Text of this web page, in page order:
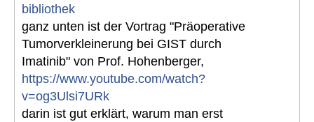
bibliothek
ganz unten ist der Vortrag "Präoperative
Tumorverkleinerung bei GIST durch
Imatinib" von Prof. Hohenberger,
https://www.youtube.com/watch?
v=og3Ulsi7URk
darin ist gut erklärt, warum man erst